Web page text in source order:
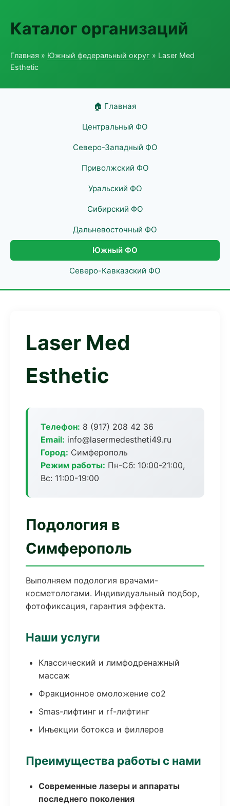
Каталог организаций
Главная » Южный федеральный округ » Laser Med
Esthetic
🏠 Главная
Центральный ФО
Северо-Западный ФО
Приволжский ФО
Уральский ФО
Сибирский ФО
Дальневосточный ФО
Южный ФО
Северо-Кавказский ФО
Laser Med
Esthetic
Телефон: 8 (917) 208 42 36
Email: info@lasermedestheti49.ru
Город: Симферополь
Режим работы: Пн-Сб: 10:00-21:00,
Вс: 11:00-19:00
Подология в
Симферополь
Выполняем подология врачами-
косметологами. Индивидуальный подбор,
фотофиксация, гарантия эффекта.
Наши услуги
Классический и лимфодренажный
массаж
Фракционное омоложение co2
Smas-лифтинг и rf-лифтинг
Инъекции ботокса и филлеров
Преимущества работы с нами
Современные лазеры и аппараты
последнего поколения